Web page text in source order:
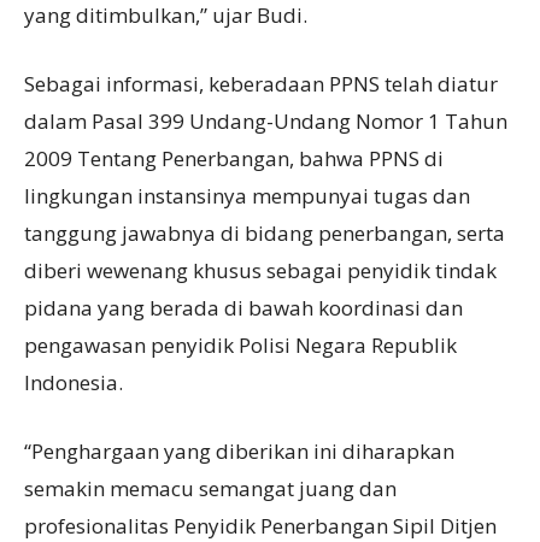
yang ditimbulkan,” ujar Budi.
Sebagai informasi, keberadaan PPNS telah diatur
dalam Pasal 399 Undang-Undang Nomor 1 Tahun
2009 Tentang Penerbangan, bahwa PPNS di
lingkungan instansinya mempunyai tugas dan
tanggung jawabnya di bidang penerbangan, serta
diberi wewenang khusus sebagai penyidik tindak
pidana yang berada di bawah koordinasi dan
pengawasan penyidik Polisi Negara Republik
Indonesia.
“Penghargaan yang diberikan ini diharapkan
semakin memacu semangat juang dan
profesionalitas Penyidik Penerbangan Sipil Ditjen